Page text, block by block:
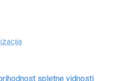
spletne vidnosti